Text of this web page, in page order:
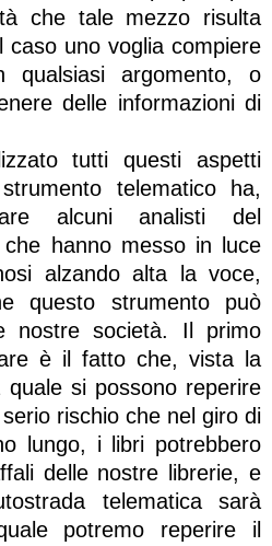
che tale mezzo risulta
caso uno voglia compiere
qualsiasi argomento, o
delle informazioni di
tutti questi aspetti
telematico ha,
alcuni analisti del
che hanno messo in luce
alzando alta la voce,
questo strumento può
nostre società. Il primo
è il fatto che, vista la
si possono reperire
rischio che nel giro di
lungo, i libri potrebbero
delle nostre librerie, e
telematica sarà
potremo reperire il